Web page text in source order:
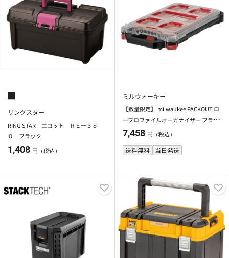
リングスター
RING STAR エコット ＲＥー３８
０ ブラック
1,408 円（税込）
ミルウォーキー
【数量限定】 milwaukee PACKOUT ロ
ープロファイルオーガナイザー ブラッ
ク Sサイズ
7,458 円（税込）
送料無料 当日発送